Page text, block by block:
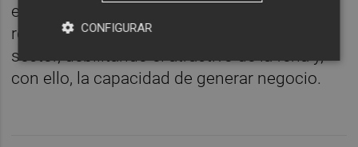
en cerámica, y puede provocar una
reducción en el número de expositores del
sector, debilitando el atractivo de la feria y,
con ello, la capacidad de generar negocio.
CONFIGURAR